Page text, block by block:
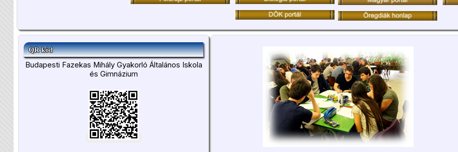
QR kód
Budapesti Fazekas Mihály Gyakorló Általános Iskola
és Gimnázium